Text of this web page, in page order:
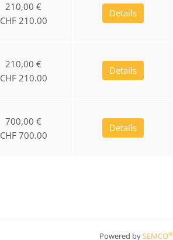
210,00 €
CHF 210.00
Details
210,00 €
CHF 210.00
Details
700,00 €
CHF 700.00
Details
Powered bySEMCO®